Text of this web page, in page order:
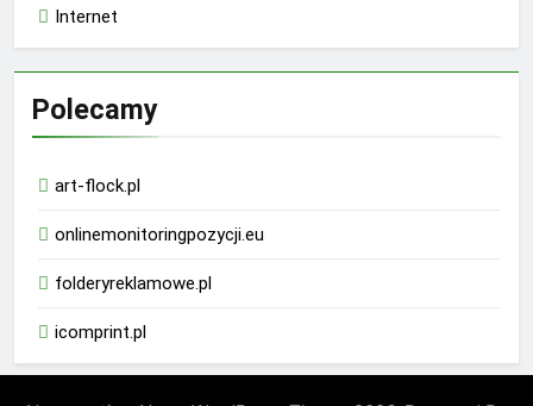
Internet
Polecamy
art-flock.pl
onlinemonitoringpozycji.eu
folderyreklamowe.pl
icomprint.pl